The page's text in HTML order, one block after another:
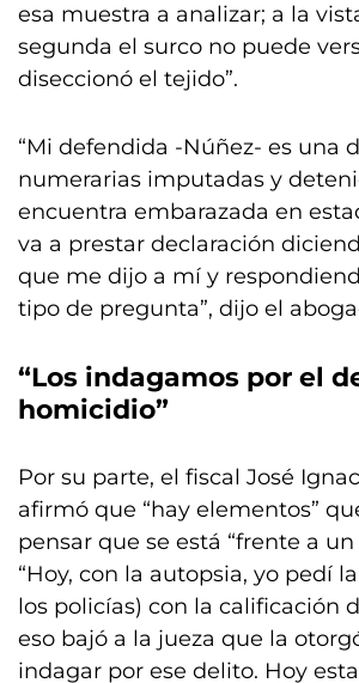
esa muestra a analizar; a la
segunda el surco no puede
diseccionó el tejido”.
“Mi defendida -Núñez- es una
numerarias imputadas y
encuentra embarazada en
va a prestar declaración
que me dijo a mí y
tipo de pregunta”, dijo el
“Los indagamos por el
homicidio”
Por su parte, el fiscal José
afirmó que “hay elementos”
pensar que se está “frente a
“Hoy, con la autopsia, yo pedí
los policías) con la calificación
eso bajó a la jueza que la
indagar por ese delito. Hoy